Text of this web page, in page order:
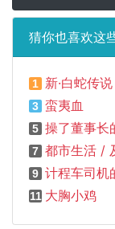
猜你也喜欢这
1 新·白蛇传说
3 蛮夷血
5 操了董事长的
7 都市生活 /
9 计程车司机
11 大胸小鸡